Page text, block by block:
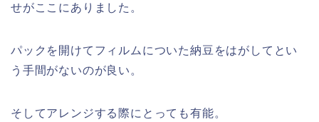
せがここにありました。
パックを開けてフィルムについた納豆をはがしてとい
う手間がないのが良い。
そしてアレンジする際にとっても有能。